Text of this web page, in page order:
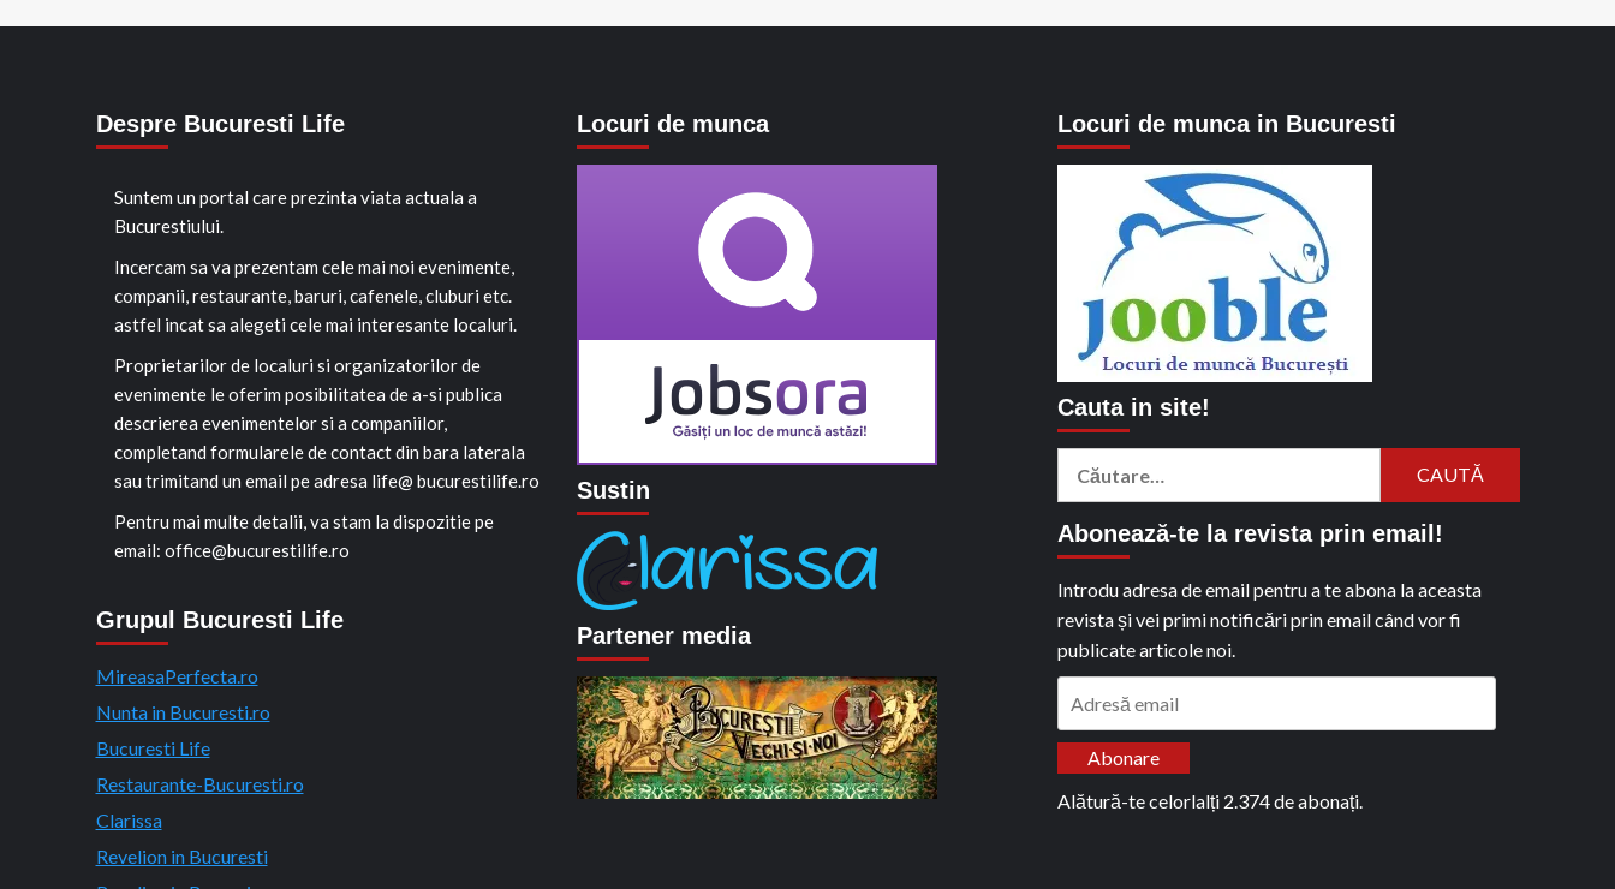
Despre Bucuresti Life
Suntem un portal care prezinta viata actuala a
Bucurestiului.
Incercam sa va prezentam cele mai noi evenimente,
companii, restaurante, baruri, cafenele, cluburi etc.
astfel incat sa alegeti cele mai interesante localuri.
Proprietarilor de localuri si organizatorilor de
evenimente le oferim posibilitatea de a-si publica
descrierea evenimentelor si a companiilor,
completand formularele de contact din bara laterala
sau trimitand un email pe adresa life@ bucurestilife.ro
Pentru mai multe detalii, va stam la dispozitie pe
email: office@bucurestilife.ro
Grupul Bucuresti Life
MireasaPerfecta.ro
Nunta in Bucuresti.ro
Bucuresti Life
Restaurante-Bucuresti.ro
Clarissa
Revelion in Bucuresti
Locuri de munca
Sustin
Partener media
Locuri de munca in Bucuresti
Cauta in site!
Caută
Abonează-te la revista prin email!
Introdu adresa de email pentru a te abona la aceasta
revista și vei primi notificări prin email când vor fi
publicate articole noi.
Abonare
Alătură-te celorlalți 2.374 de abonați.